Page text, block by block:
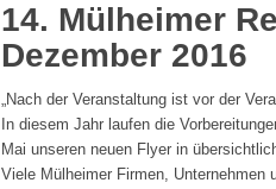
14. Mülheimer
Dezember 2016
„Nach der Veranstaltung ist vor der
In diesem Jahr laufen die
Mai unseren neuen Flyer in
Viele Mülheimer Firmen,